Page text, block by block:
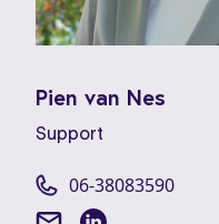
Pien van Nes
Support
06-38083590